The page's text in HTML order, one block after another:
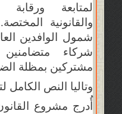
لمتابعة
والقانونية
شمول الوافدين
شركاء
مشتركين بمظلة
وتاليا النص الكامل
أُدرج مشروع